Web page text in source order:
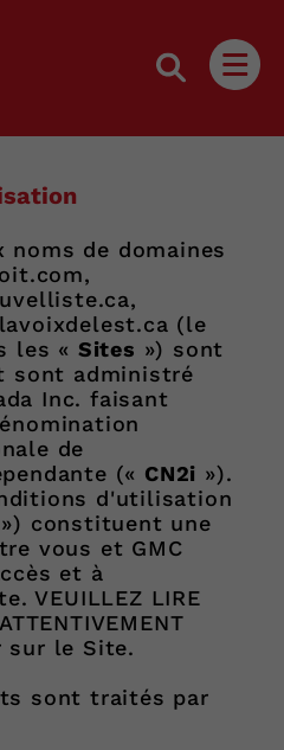
noms de domaines
(le
les « Sites ») sont
sont administré
Inc. faisant
de
(« CN2i »).
d'utilisation
») constituent une
vous et GMC
et à
VEUILLEZ LIRE
sur le Site.
sont traités par